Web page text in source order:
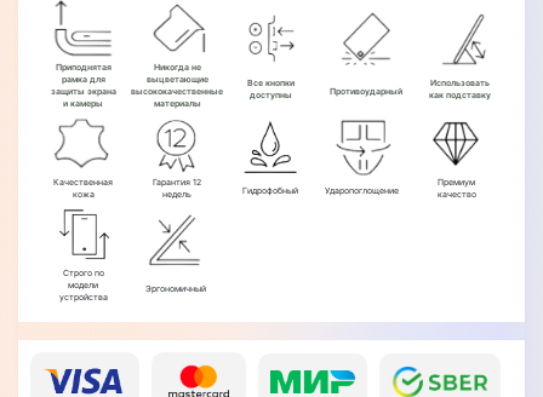
Приподнятая
рамка для
защиты экрана
и камеры
Никогда не
выцветающие
высококачественные
материалы
Все кнопки
доступны
Противоударный
Использовать
как подставку
Качественная
кожа
Гарантия 12
недель
Гидрофобный Ударопоглощение
Премиум
качество
Строго по
модели
устройства
Эргономичный